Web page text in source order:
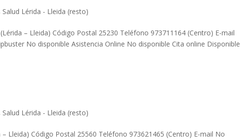
Salud Lérida - Lleida (resto)
– Lleida) Código Postal 25230 Teléfono 973711164 (Centro) E-mail
No disponible Asistencia Online No disponible Cita online Disponible
Salud Lérida - Lleida (resto)
Lleida) Código Postal 25560 Teléfono 973621465 (Centro) E-mail No